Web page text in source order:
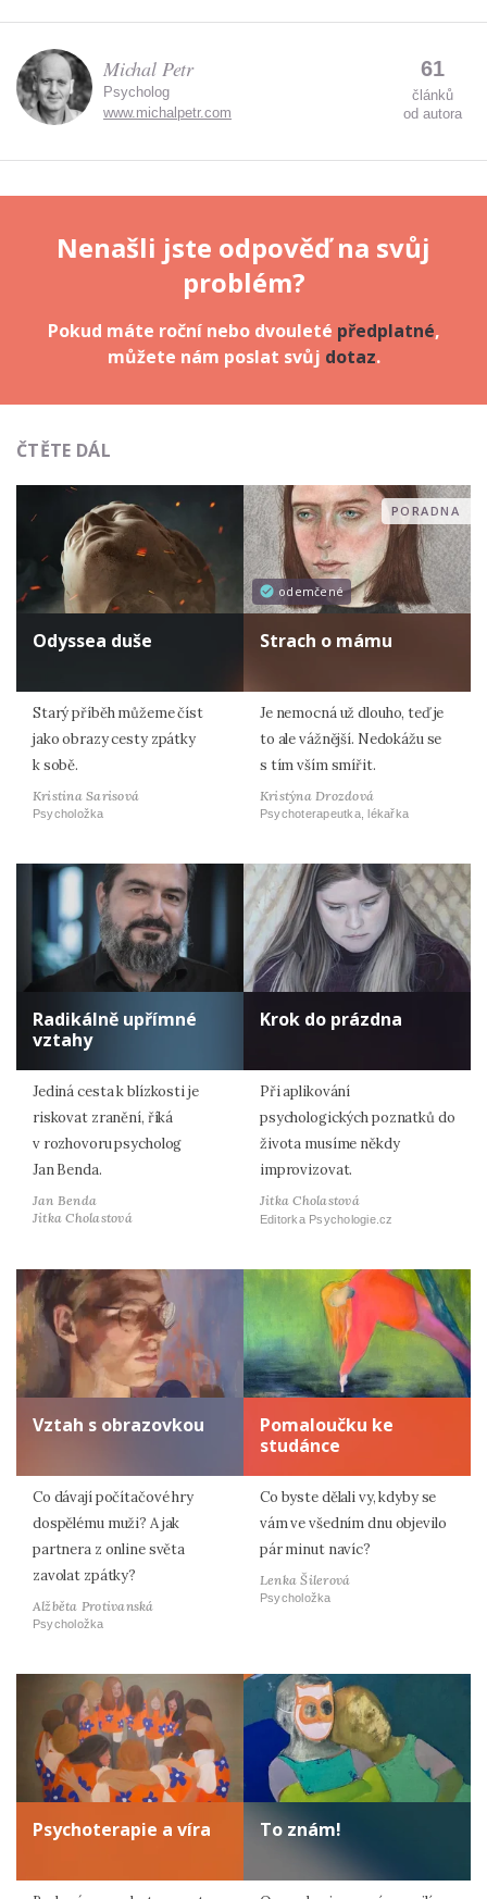
Michal Petr
Psycholog
www.michalpetr.com
61
článků
od autora
Nenašli jste odpověď na svůj
problém?
Pokud máte roční nebo dvouleté předplatné,
můžete nám poslat svůj dotaz.
ČTĚTE DÁL
Odyssea duše
Starý příběh můžeme číst
jako obrazy cesty zpátky
k sobě.
Kristina Sarisová
Psycholožka
odemčené
PORADNA
Strach o mámu
Je nemocná už dlouho, teď je
to ale vážnější. Nedokážu se
s tím vším smířit.
Kristýna Drozdová
Psychoterapeutka, lékařka
Radikálně upřímné
vztahy
Jediná cesta k blízkosti je
riskovat zranění, říká
v rozhovoru psycholog
Jan Benda.
Jan Benda
Jitka Cholastová
Krok do prázdna
Při aplikování
psychologických poznatků do
života musíme někdy
improvizovat.
Jitka Cholastová
Editorka Psychologie.cz
Vztah s obrazovkou
Co dávají počítačové hry
dospělému muži? A jak
partnera z online světa
zavolat zpátky?
Alžběta Protivanská
Psycholožka
Pomaloučku ke
studánce
Co byste dělali vy, kdyby se
vám ve všedním dnu objevilo
pár minut navíc?
Lenka Šilerová
Psycholožka
Psychoterapie a víra To znám!